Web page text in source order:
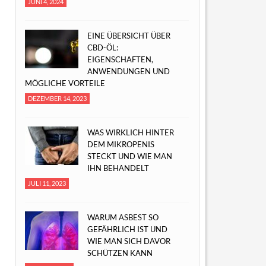
EINE ÜBERSICHT ÜBER
CBD-ÖL:
EIGENSCHAFTEN,
ANWENDUNGEN UND
MÖGLICHE VORTEILE
DEZEMBER 14, 2023
WAS WIRKLICH HINTER
DEM MIKROPENIS
STECKT UND WIE MAN
IHN BEHANDELT
JULI 11, 2023
WARUM ASBEST SO
GEFÄHRLICH IST UND
WIE MAN SICH DAVOR
SCHÜTZEN KANN